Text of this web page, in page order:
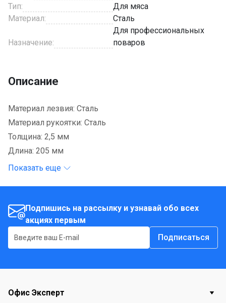
Тип:
Для мяса
Материал:
Сталь
Назначение:
Для профессиональных
поваров
Описание
Материал лезвия: Сталь
Материал рукоятки: Cталь
Толщина: 2,5 мм
Длина: 205 мм
Показать еще
Подпишись на рассылку и узнавай обо всех
акциях первым
Подписаться
Офис Эксперт